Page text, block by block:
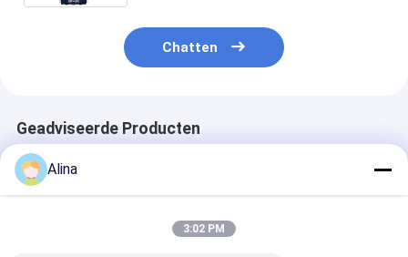
Chatten
Geadviseerde Producten
Alina
3:02 PM